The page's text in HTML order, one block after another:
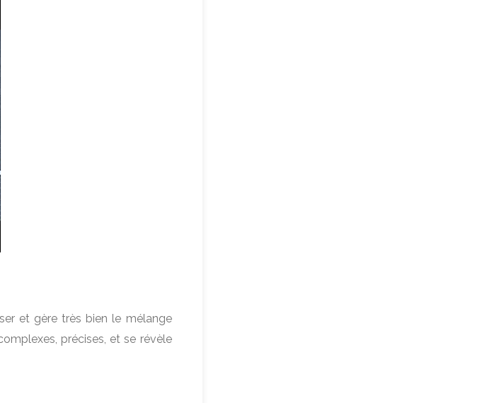
et gère très bien le mélange
précises, et se révèle